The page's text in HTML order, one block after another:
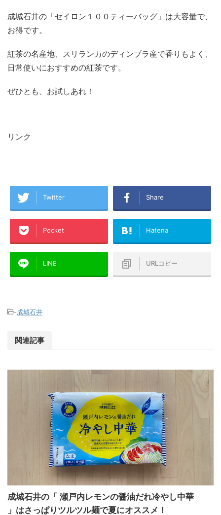
成城石井の「セイロン１００ティーバッグ」は大容量で、
お得です。
紅茶の名産地、スリランカのディンブラ産で香りもよく、
日常使いにおすすめの紅茶です。
ぜひとも、お試しあれ！
リンク
Twitter Share
Pocket Hatena
LINE URLコピー
-成城石井
関連記事
成城石井の「 瀬戸内レモンの醤油だれ冷やし中華
」はさっぱりツルツル麺で夏にオススメ！